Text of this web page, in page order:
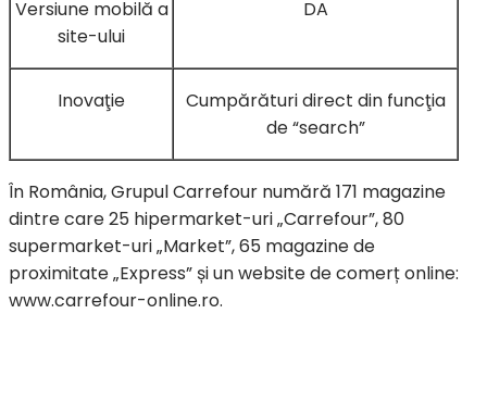
Versiune mobilă a
site-ului
DA
Inovaţie
Cumpărături direct din funcţia
de “search”
În România, Grupul Carrefour numără 171 magazine
dintre care 25 hipermarket-uri „Carrefour”, 80
supermarket-uri „Market”, 65 magazine de
proximitate „Express” și un website de comerț online:
www.carrefour-online.ro.